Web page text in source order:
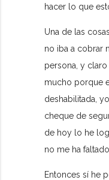
hacer lo que
Una de las
no iba a cobrar
persona, y
mucho porque
deshabilitada,
cheque de
de hoy lo he
no me ha faltado
Entonces sí he